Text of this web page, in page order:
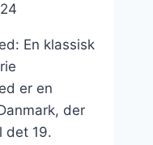
En klassisk
er en
der
det 19.